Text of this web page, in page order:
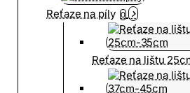
Reťaze na píly 0
Reťaze na lištu